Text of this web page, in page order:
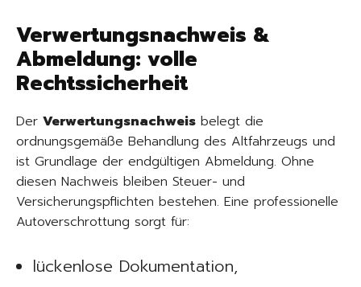
Verwertungsnachweis &
Abmeldung: volle
Rechtssicherheit
Der Verwertungsnachweis belegt die
ordnungsgemäße Behandlung des Altfahrzeugs und
ist Grundlage der endgültigen Abmeldung. Ohne
diesen Nachweis bleiben Steuer- und
Versicherungspflichten bestehen. Eine professionelle
Autoverschrottung sorgt für:
lückenlose Dokumentation,